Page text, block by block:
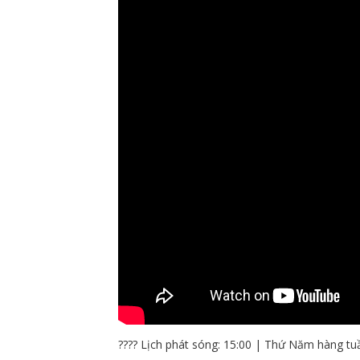
???? Lịch phát sóng: 15:00 | Thứ Năm hàng